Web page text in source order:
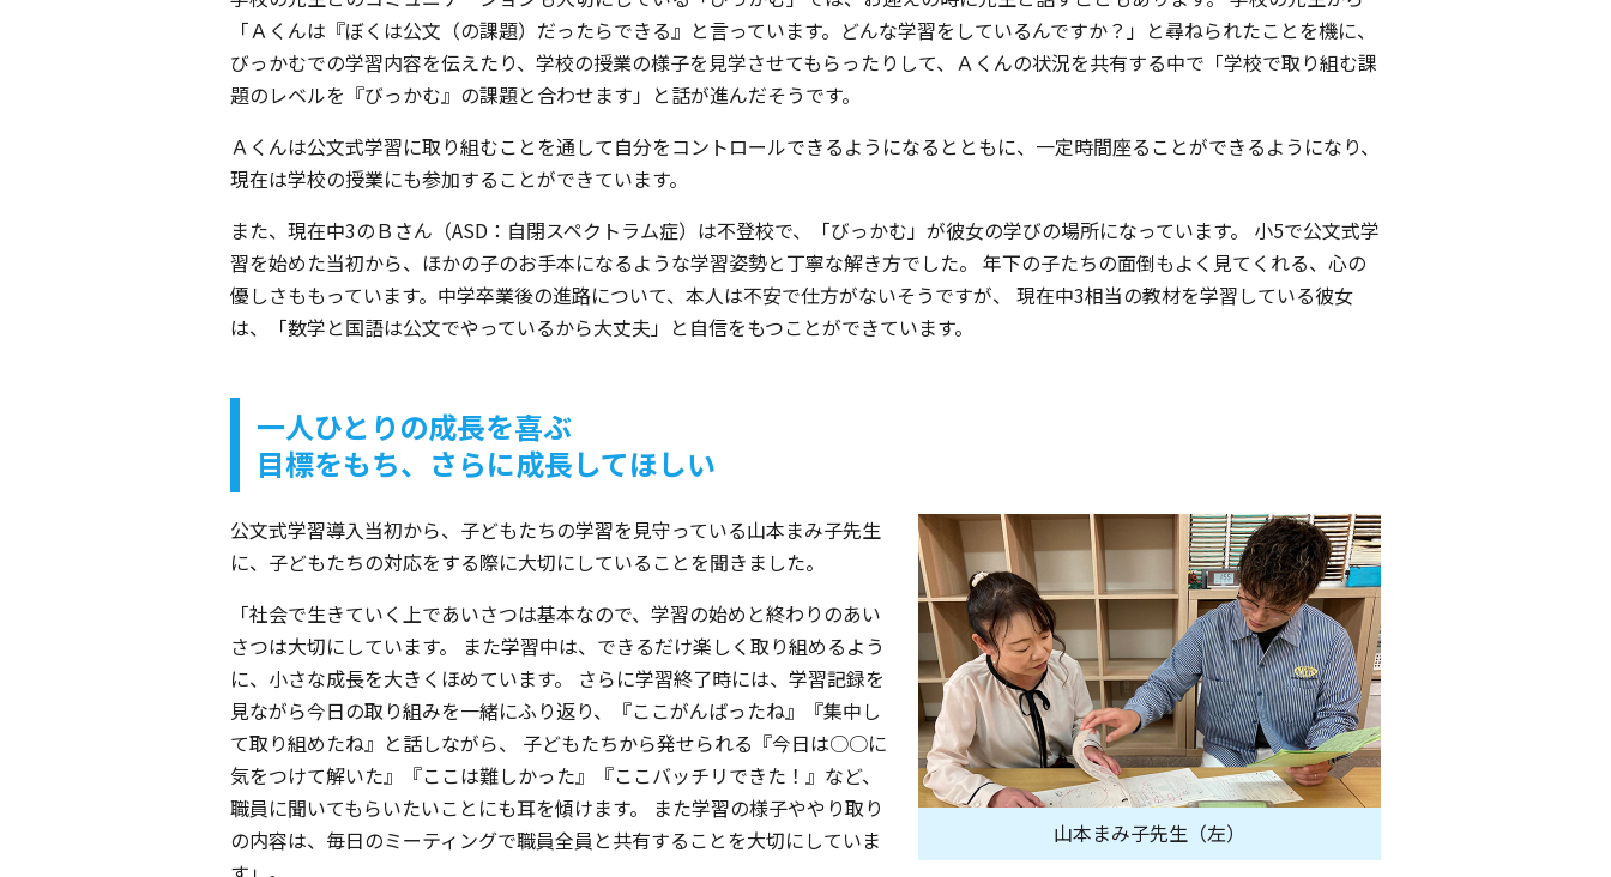
「Ａくんは『ぼくは公文（の課題）だったらできる』と言っています。どんな学習をしているんですか？」と尋ねられたことを機に、
びっかむでの学習内容を伝えたり、学校の授業の様子を見学させてもらったりして、Ａくんの状況を共有する中で「学校で取り組む課
題のレベルを『びっかむ』の課題と合わせます」と話が進んだそうです。
Ａくんは公文式学習に取り組むことを通して自分をコントロールできるようになるとともに、一定時間座ることができるようになり、
現在は学校の授業にも参加することができています。
また、現在中3のＢさん（ASD：自閉スペクトラム症）は不登校で、「びっかむ」が彼女の学びの場所になっています。 小5で公文式学
習を始めた当初から、ほかの子のお手本になるような学習姿勢と丁寧な解き方でした。 年下の子たちの面倒もよく見てくれる、心の
優しさももっています。中学卒業後の進路について、本人は不安で仕方がないそうですが、 現在中3相当の教材を学習している彼女
は、「数学と国語は公文でやっているから大丈夫」と自信をもつことができています。
一人ひとりの成長を喜ぶ
目標をもち、さらに成長してほしい
公文式学習導入当初から、子どもたちの学習を見守っている山本まみ子先生
に、子どもたちの対応をする際に大切にしていることを聞きました。
「社会で生きていく上であいさつは基本なので、学習の始めと終わりのあい
さつは大切にしています。 また学習中は、できるだけ楽しく取り組めるよう
に、小さな成長を大きくほめています。 さらに学習終了時には、学習記録を
見ながら今日の取り組みを一緒にふり返り、『ここがんばったね』『集中し
て取り組めたね』と話しながら、 子どもたちから発せられる『今日は○○に
気をつけて解いた』『ここは難しかった』『ここバッチリできた！』など、
職員に聞いてもらいたいことにも耳を傾けます。 また学習の様子ややり取り
の内容は、毎日のミーティングで職員全員と共有することを大切にしていま
山本まみ子先生（左）